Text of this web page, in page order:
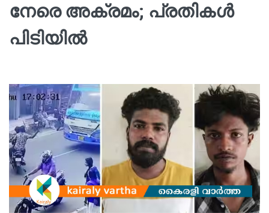
നേരെ അക്രമം; പ്രതികൾ
പിടിയിൽ